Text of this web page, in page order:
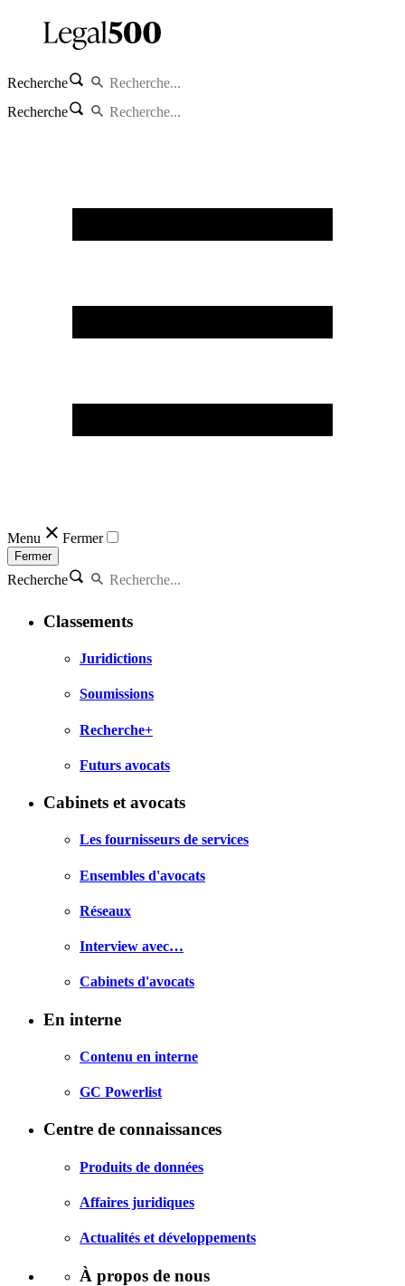
Recherche
Recherche
Menu Fermer
Fermer
Recherche
Classements
Juridictions
Soumissions
Recherche+
Futurs avocats
Cabinets et avocats
Les fournisseurs de services
Ensembles d'avocats
Réseaux
Interview avec…
Cabinets d'avocats
En interne
Contenu en interne
GC Powerlist
Centre de connaissances
Produits de données
Affaires juridiques
Actualités et développements
À propos de nous